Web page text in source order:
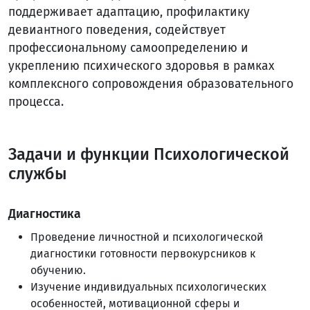
поддерживает адаптацию, профилактику
девиантного поведения, содействует
профессиональному самоопределению и
укреплению психического здоровья в рамках
комплексного сопровождения образовательного
процесса.
Задачи и функции Психологической
службы
Диагностика
Проведение личностной и психологической
диагностики готовности первокурсников к
обучению.
Изучение индивидуальных психологических
особенностей, мотивационной сферы и